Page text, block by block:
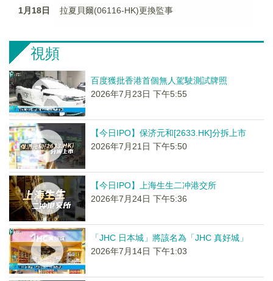
1月18日 拉夏貝爾(06116-HK)更換監事
視頻
百度獲批香港首個無人駕駛測試牌照
2026年7月23日 下午5:55
【今日IPO】保济元和[2633.HK]分拆上市
2026年7月21日 下午5:50
【今日IPO】上海生生二冲港交所
2026年7月24日 下午5:36
「JHC 日本城」將該名為「JHC 真好城」
2026年7月14日 下午1:03